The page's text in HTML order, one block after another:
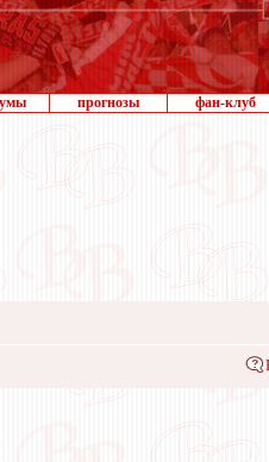
прогнозы фан-клуб